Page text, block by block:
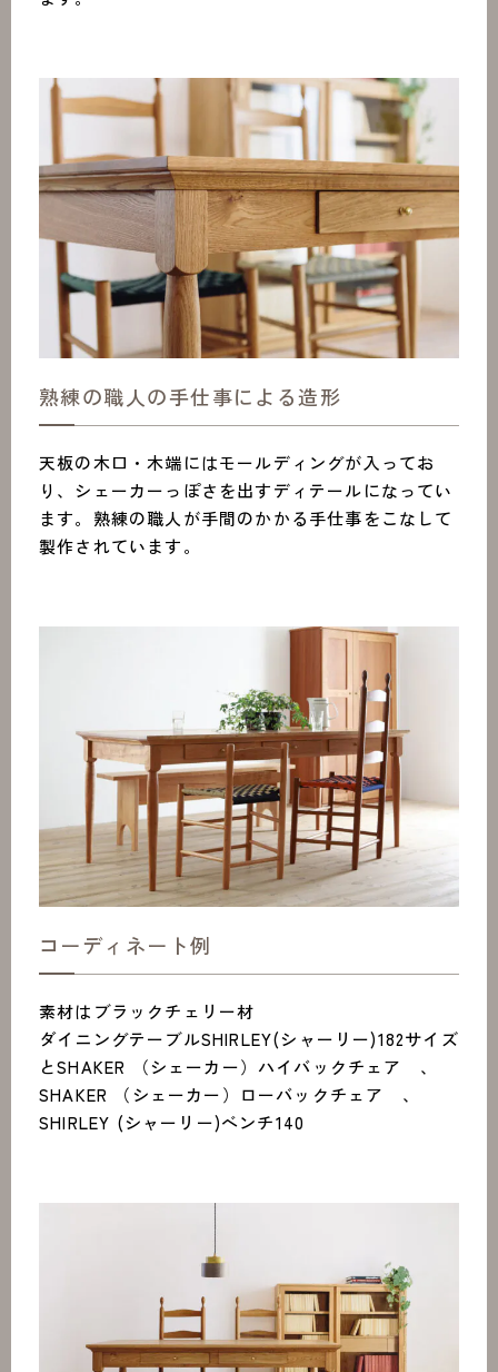
熟練の職人の手仕事による造形
天板の木口・木端にはモールディングが入ってお
り、シェーカーっぽさを出すディテールになってい
ます。熟練の職人が手間のかかる手仕事をこなして
製作されています。
コーディネート例
素材はブラックチェリー材
ダイニングテーブルSHIRLEY(シャーリー)182サイズ
とSHAKER （シェーカー）ハイバックチェア 、
SHAKER （シェーカー）ローバックチェア 、
SHIRLEY (シャーリー)ベンチ140